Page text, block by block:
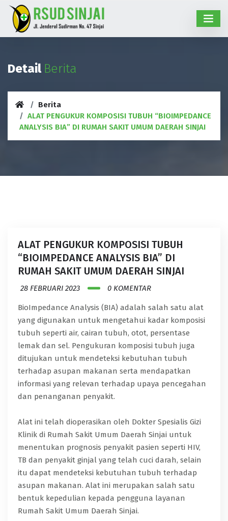
Detail Berita
Berita
ALAT PENGUKUR KOMPOSISI TUBUH “BIOIMPEDANCE
ANALYSIS BIA” DI RUMAH SAKIT UMUM DAERAH SINJAI
ALAT PENGUKUR KOMPOSISI TUBUH
“BIOIMPEDANCE ANALYSIS BIA” DI
RUMAH SAKIT UMUM DAERAH SINJAI
28 FEBRUARI 2023 0 KOMENTAR
BioImpedance Analysis (BIA) adalah salah satu alat
yang digunakan untuk mengetahui kadar komposisi
tubuh seperti air, cairan tubuh, otot, persentase
lemak dan sel. Pengukuran komposisi tubuh juga
ditujukan untuk mendeteksi kebutuhan tubuh
terhadap asupan makanan serta mendapatkan
informasi yang relevan terhadap upaya pencegahan
dan penanganan penyakit.
Alat ini telah dioperasikan oleh Dokter Spesialis Gizi
Klinik di Rumah Sakit Umum Daerah Sinjai untuk
menentukan prognosis penyakit pasien seperti HIV,
TB dan penyakit ginjal yang telah cuci darah, selain
itu dapat mendeteksi kebutuhan tubuh terhadap
asupan makanan. Alat ini merupakan salah satu
bentuk kepedulian kepada pengguna layanan
Rumah Sakit Umum Daerah Sinjai.